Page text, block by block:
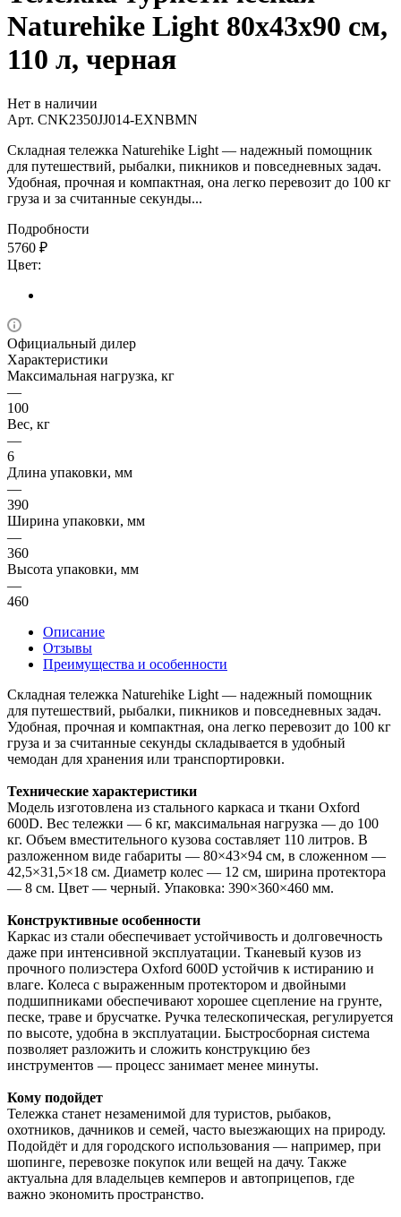
Naturehike Light 80х43х90 см,
110 л, черная
Нет в наличии
Арт. CNK2350JJ014-EXNBMN
Складная тележка Naturehike Light — надежный помощник
для путешествий, рыбалки, пикников и повседневных задач.
Удобная, прочная и компактная, она легко перевозит до 100 кг
груза и за считанные секунды...
Подробности
5760 ₽
Цвет:
Официальный дилер
Характеристики
Максимальная нагрузка, кг
—
100
Вес, кг
—
6
Длина упаковки, мм
—
390
Ширина упаковки, мм
—
360
Высота упаковки, мм
—
460
Описание
Отзывы
Преимущества и особенности
Складная тележка Naturehike Light — надежный помощник
для путешествий, рыбалки, пикников и повседневных задач.
Удобная, прочная и компактная, она легко перевозит до 100 кг
груза и за считанные секунды складывается в удобный
чемодан для хранения или транспортировки.
Технические характеристики
Модель изготовлена из стального каркаса и ткани Oxford
600D. Вес тележки — 6 кг, максимальная нагрузка — до 100
кг. Объем вместительного кузова составляет 110 литров. В
разложенном виде габариты — 80×43×94 см, в сложенном —
42,5×31,5×18 см. Диаметр колес — 12 см, ширина протектора
— 8 см. Цвет — черный. Упаковка: 390×360×460 мм.
Конструктивные особенности
Каркас из стали обеспечивает устойчивость и долговечность
даже при интенсивной эксплуатации. Тканевый кузов из
прочного полиэстера Oxford 600D устойчив к истиранию и
влаге. Колеса с выраженным протектором и двойными
подшипниками обеспечивают хорошее сцепление на грунте,
песке, траве и брусчатке. Ручка телескопическая, регулируется
по высоте, удобна в эксплуатации. Быстросборная система
позволяет разложить и сложить конструкцию без
инструментов — процесс занимает менее минуты.
Кому подойдет
Тележка станет незаменимой для туристов, рыбаков,
охотников, дачников и семей, часто выезжающих на природу.
Подойдёт и для городского использования — например, при
шопинге, перевозке покупок или вещей на дачу. Также
актуальна для владельцев кемперов и автоприцепов, где
важно экономить пространство.